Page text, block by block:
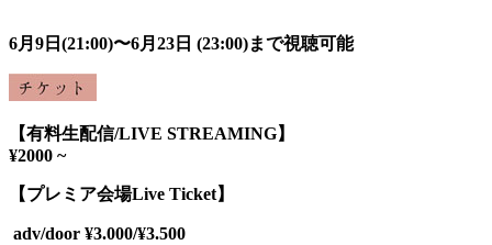
6月9日(21:00)〜6月23日 (23:00)まで視聴可能
【有料生配信/LIVE STREAMING】
¥2000 ~
【プレミア会場Live Ticket】
adv/door ¥3.000/¥3.500